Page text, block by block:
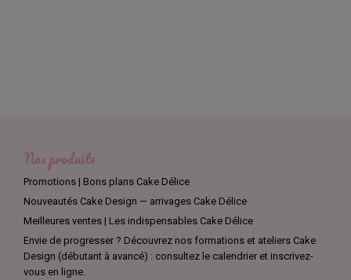
Nos produits
Promotions | Bons plans Cake Délice
Nouveautés Cake Design — arrivages Cake Délice
Meilleures ventes | Les indispensables Cake Délice
Envie de progresser ? Découvrez nos formations et ateliers Cake
Design (débutant à avancé) : consultez le calendrier et inscrivez-
vous en ligne.